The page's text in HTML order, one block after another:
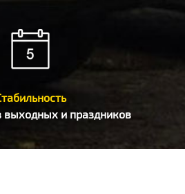
выходных и праздников